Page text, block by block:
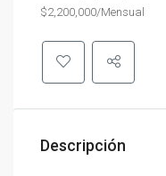
$2,200,000/Mensual
Descripción